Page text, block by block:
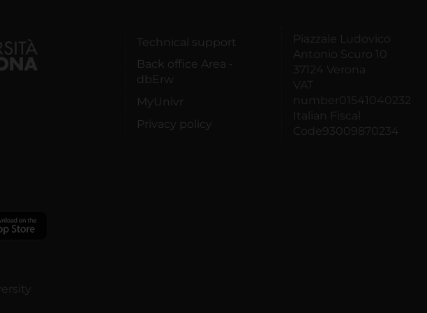
Technical support
Back office Area -
dbErw
MyUnivr
Privacy policy
Piazzale Ludovico
Antonio Scuro 10
37124 Verona
VAT
number01541040232
Italian Fiscal
Code93009870234